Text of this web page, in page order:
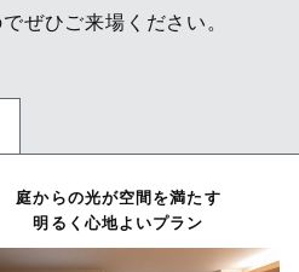
ぜひご来場ください。
庭からの光が空間を満たす
明るく心地よいプラン
チンから広がる
のある暮らし
ゆとりと楽しさをプラスする
インナーガレージのある暮らし